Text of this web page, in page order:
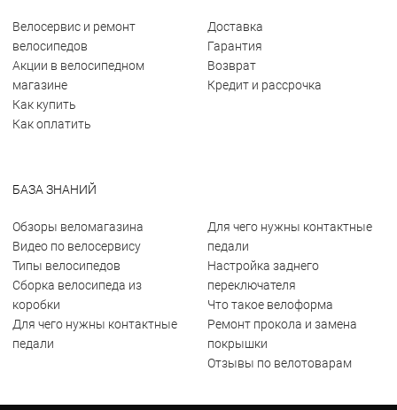
Велосервис и ремонт
велосипедов
Акции в велосипедном
магазине
Как купить
Как оплатить
Доставка
Гарантия
Возврат
Кредит и рассрочка
БАЗА ЗНАНИЙ
Обзоры веломагазина
Видео по велосервису
Типы велосипедов
Сборка велосипеда из
коробки
Для чего нужны контактные
педали
Для чего нужны контактные
педали
Настройка заднего
переключателя
Что такое велоформа
Ремонт прокола и замена
покрышки
Отзывы по велотоварам